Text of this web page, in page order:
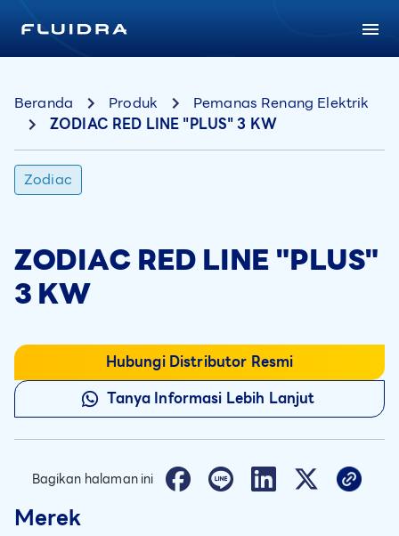
Beranda Produk
Pemanas Renang Elektrik
ZODIAC RED LINE "PLUS" 3 KW
Zodiac
ZODIAC RED LINE "PLUS"
3 KW
Hubungi Distributor Resmi
Tanya Informasi Lebih Lanjut
Bagikan halaman ini
Merek